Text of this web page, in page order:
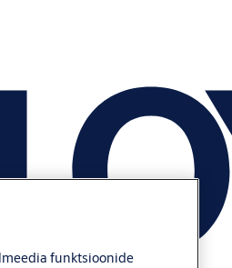
funktsioonide